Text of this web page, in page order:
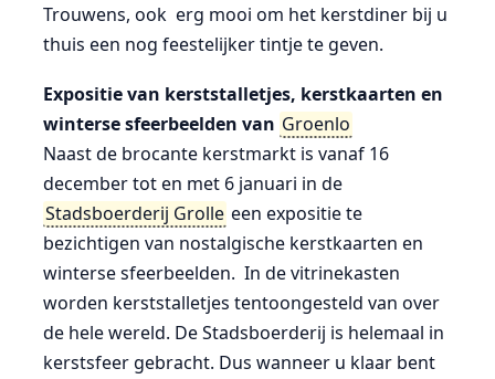
Trouwens, ook erg mooi om het kerstdiner bij u
thuis een nog feestelijker tintje te geven.
Expositie van kerststalletjes, kerstkaarten en
winterse sfeerbeelden van Groenlo
Naast de brocante kerstmarkt is vanaf 16
december tot en met 6 januari in de
Stadsboerderij Grolle een expositie te
bezichtigen van nostalgische kerstkaarten en
winterse sfeerbeelden. In de vitrinekasten
worden kerststalletjes tentoongesteld van over
de hele wereld. De Stadsboerderij is helemaal in
kerstsfeer gebracht. Dus wanneer u klaar bent